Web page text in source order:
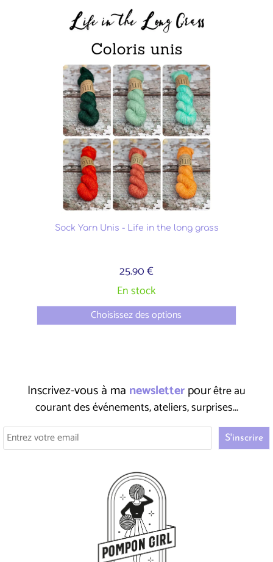
Sock Yarn Unis - Life in the long grass
25.90 €
En stock
Choisissez des options
Inscrivez-vous à ma newsletterpourêtre au
courant des événements, ateliers, surprises...